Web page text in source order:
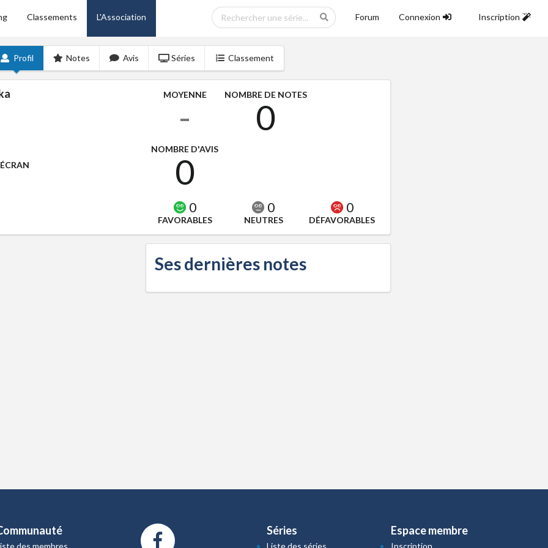
Classements L'Association Forum Connexion Inscription
Profil Notes Avis Séries Classement
MOYENNE
-
NOMBRE DE NOTES
0
NOMBRE D'AVIS
0
0
FAVORABLES
0
NEUTRES
0
DÉFAVORABLES
Ses dernières notes
des membres
Séries
Liste des séries
Espace membre
Inscription